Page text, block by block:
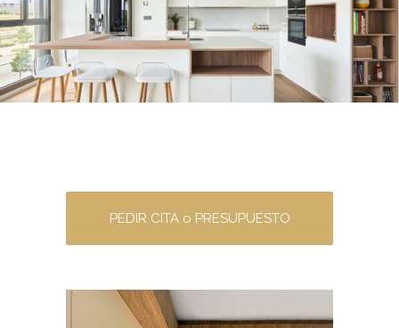
PEDIR CITA o PRESUPUESTO